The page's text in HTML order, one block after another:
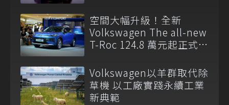
空間大幅升級！全新
Volkswagen The all-new
T-Roc 124.8 萬元起正式上
Volkswagen以羊群取代除
草機 以工廠實踐永續工業
新典範